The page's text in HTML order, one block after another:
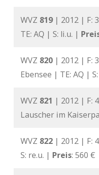
WVZ 819 | 2012 | F:
TE: AQ | S: li.u. |
WVZ 820 | 2012 | F:
Ebensee | TE: AQ |
WVZ 821 | 2012 | F:
Lauscher im
WVZ 822 | 2012 | F:
S: re.u. | Preis: 560 €